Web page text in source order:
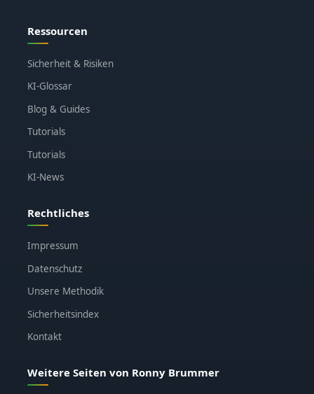
Ressourcen
Sicherheit & Risiken
KI-Glossar
Blog & Guides
Tutorials
Tutorials
KI-News
Rechtliches
Impressum
Datenschutz
Unsere Methodik
Sicherheitsindex
Kontakt
Weitere Seiten von Ronny Brummer